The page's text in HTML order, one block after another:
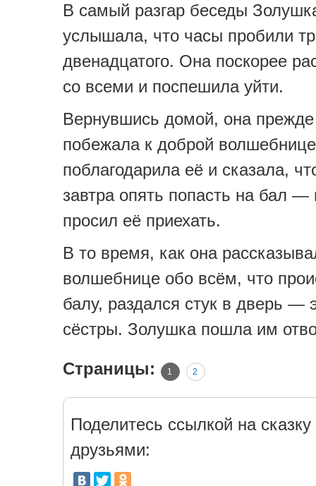
В самый разгар беседы
услышала, что часы пробили
двенадцатого. Она поскорее
со всеми и поспешила уйти.
Вернувшись домой, она прежде
побежала к доброй
поблагодарила её и сказала,
завтра опять попасть на бал —
просил её приехать.
В то время, как она
волшебнице обо всём, что
балу, раздался стук в дверь —
сёстры. Золушка пошла им
Страницы: 1 2
Поделитесь ссылкой на сказку
друзьями: